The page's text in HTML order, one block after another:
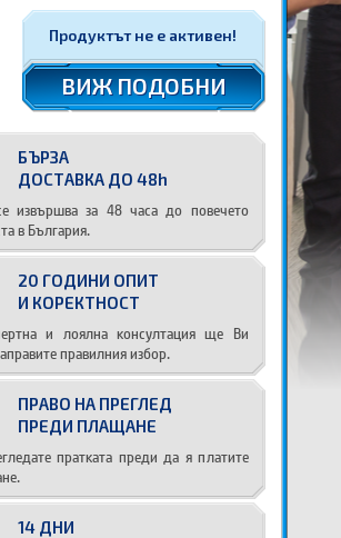
Продуктът не е активен!
ВИЖ ПОДОБНИ
БЪРЗА
ДОСТАВКА ДО 48h
извършва за 48 часа до повечето
в България.
20 ГОДИНИ ОПИТ
И КОРЕКТНОСТ
и лоялна консултация ще Ви
правилния избор.
ПРАВО НА ПРЕГЛЕД
ПРЕДИ ПЛАЩАНЕ
пратката преди да я платите
14 ДНИ